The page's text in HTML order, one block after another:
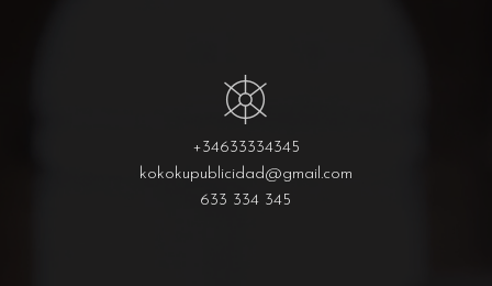
+34633334345
kokokupublicidad@gmail.com
633 334 345